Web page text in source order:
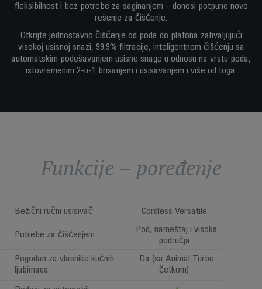
fleksibilnost i bez potrebe za saginanjem – donosi potpuno novo
rešenje za čišćenje.
Otkrijte jednostavno čišćenje od poda do plafona zahvaljujući
visokoj usisnoj snazi, 99.9% filtracije, inteligentnom čišćenju sa
automatskim podešavanjem usisne snage u odnosu na vrstu poda,
istovremenim 2-u-1 brisanjem i usisavanjem i više od toga.
Funkcije – poređenje
Bežični ručni usisivač Cordless Versatile
Potrebe za čišćenjem
Pod, nameštaj i visoka
područja
Pogodan za vlasnike kućnih
ljubimaca
Da (sa Animal Turbo
četkom)